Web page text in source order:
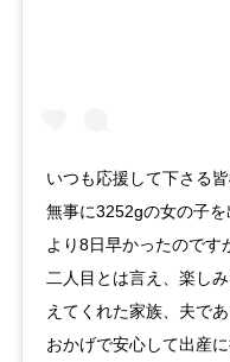
いつも応援して下さる
無事に3252gの女の子
より8日早かったので
二人目とは言え、楽し
えてくれた家族、夫で
おかげで安心して出産